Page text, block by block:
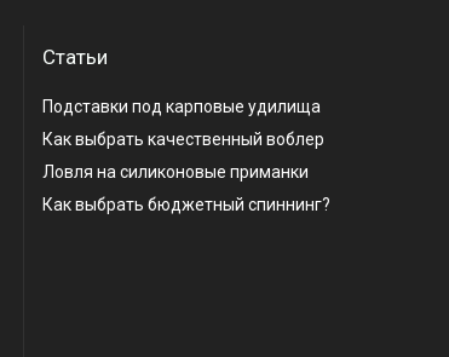
Статьи
Подставки под карповые удилища
Как выбрать качественный воблер
Ловля на силиконовые приманки
Как выбрать бюджетный спиннинг?